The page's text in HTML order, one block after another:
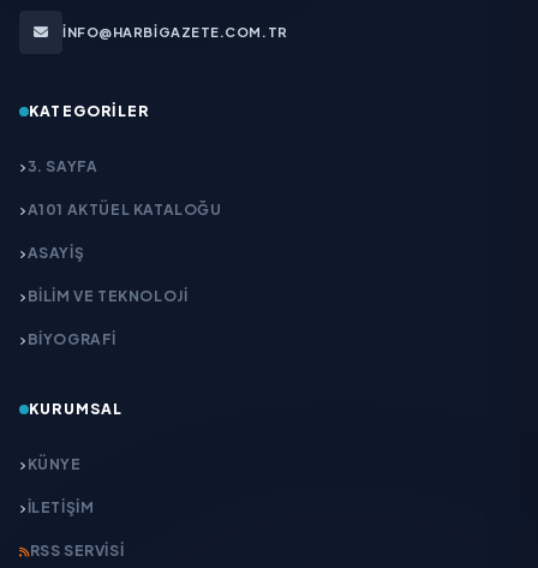
INFO@HARBIGAZETE.COM.TR
KATEGORILER
3. SAYFA
A101 AKTÜEL KATALOĞU
ASAYİŞ
BİLİM VE TEKNOLOJİ
BİYOGRAFİ
KURUMSAL
KÜNYE
İLETIŞIM
RSS SERVISI